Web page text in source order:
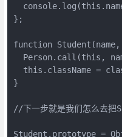
};
function
Person.call(this,
this.className =
}
//下一步就是我们怎么去
Student.prototype =